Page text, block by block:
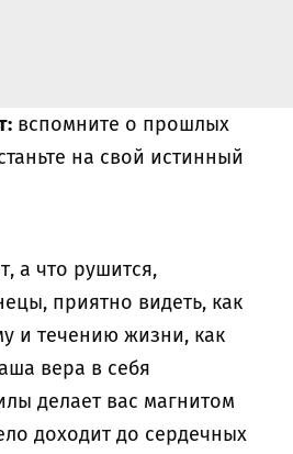
вспомните о прошлых
на свой истинный
а что рушится,
приятно видеть, как
и течению жизни, как
вера в себя
делает вас магнитом
доходит до сердечных